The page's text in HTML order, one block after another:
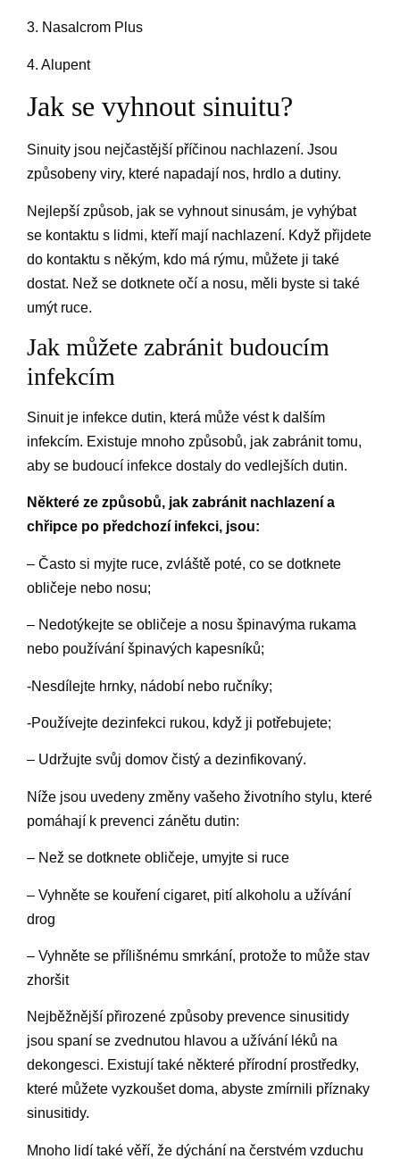
3. Nasalcrom Plus
4. Alupent
Jak se vyhnout sinuitu?
Sinuity jsou nejčastější příčinou nachlazení. Jsou
způsobeny viry, které napadají nos, hrdlo a dutiny.
Nejlepší způsob, jak se vyhnout sinusám, je vyhýbat
se kontaktu s lidmi, kteří mají nachlazení. Když přijdete
do kontaktu s někým, kdo má rýmu, můžete ji také
dostat. Než se dotknete očí a nosu, měli byste si také
umýt ruce.
Jak můžete zabránit budoucím
infekcím
Sinuit je infekce dutin, která může vést k dalším
infekcím. Existuje mnoho způsobů, jak zabránit tomu,
aby se budoucí infekce dostaly do vedlejších dutin.
Některé ze způsobů, jak zabránit nachlazení a
chřipce po předchozí infekci, jsou:
– Často si myjte ruce, zvláště poté, co se dotknete
obličeje nebo nosu;
– Nedotýkejte se obličeje a nosu špinavýma rukama
nebo používání špinavých kapesníků;
-Nesdílejte hrnky, nádobí nebo ručníky;
-Používejte dezinfekci rukou, když ji potřebujete;
– Udržujte svůj domov čistý a dezinfikovaný.
Níže jsou uvedeny změny vašeho životního stylu, které
pomáhají k prevenci zánětu dutin:
– Než se dotknete obličeje, umyjte si ruce
– Vyhněte se kouření cigaret, pití alkoholu a užívání
drog
– Vyhněte se přílišnému smrkání, protože to může stav
zhoršit
Nejběžnější přirozené způsoby prevence sinusitidy
jsou spaní se zvednutou hlavou a užívání léků na
dekongesci. Existují také některé přírodní prostředky,
které můžete vyzkoušet doma, abyste zmírnili příznaky
sinusitidy.
Mnoho lidí také věří, že dýchání na čerstvém vzduchu